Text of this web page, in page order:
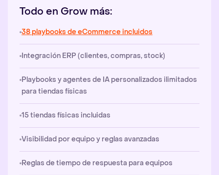
Todo en Grow más:
38 playbooks de eCommerce incluidos
Integración ERP (clientes, compras, stock)
Playbooks y agentes de IA personalizados ilimitados
para tiendas físicas
15 tiendas físicas incluidas
Visibilidad por equipo y reglas avanzadas
Reglas de tiempo de respuesta para equipos